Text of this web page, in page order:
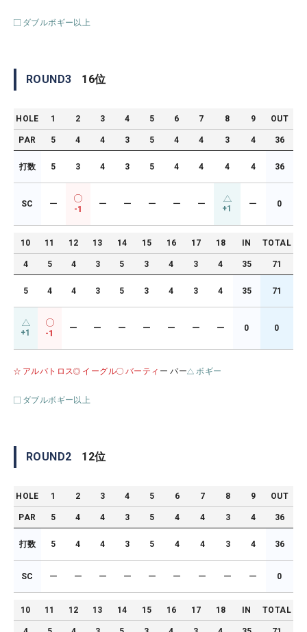
ダブルボギー以上
ROUND3 16位
HOLE 1 2 3 4 5 6 7 8 9 OUT
PAR 5 4 4 3 5 4 4 3 4 36
打数 5 3 4 3 5 4 4 4 4 36
SC ー
-1
ー ー ー ー ー +1 ー 0
10 11 12 13 14 15 16 17 18 IN TOTAL
4 5 4 3 5 3 4 3 4 35 71
5 4 4 3 5 3 4 3 4 35 71
+1 -1
ー ー ー ー ー ー ー 0 0
アルバトロス イーグル バーティ ー パー ボギー
ダブルボギー以上
ROUND2 12位
HOLE 1 2 3 4 5 6 7 8 9 OUT
PAR 5 4 4 3 5 4 4 3 4 36
打数 5 4 4 3 5 4 4 3 4 36
SC ー ー ー ー ー ー ー ー ー 0
10 11 12 13 14 15 16 17 18 IN TOTAL